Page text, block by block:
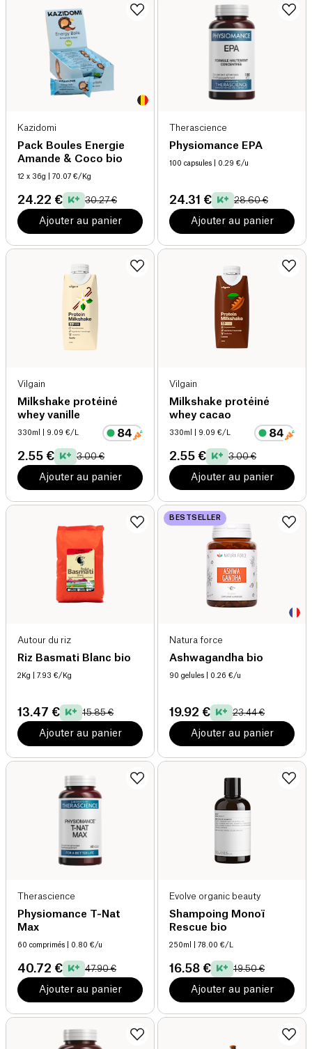
Kazidomi
Pack Boules Energie
Amande & Coco bio
12 x 36g | 70.07 €/Kg
24.22 € 30.27 €
Ajouter au panier
Therascience
Physiomance EPA
100 capsules | 0.29 €/u
24.31 € 28.60 €
Ajouter au panier
Vilgain
Milkshake protéiné
whey vanille
330ml | 9.09 €/L
2.55 € 3.00 €
Ajouter au panier
Vilgain
Milkshake protéiné
whey cacao
330ml | 9.09 €/L
2.55 € 3.00 €
Ajouter au panier
Autour du riz
Riz Basmati Blanc bio
2Kg | 7.93 €/Kg
13.47 € 15.85 €
Ajouter au panier
BESTSELLER
Natura force
Ashwagandha bio
90 gelules | 0.26 €/u
19.92 € 23.44 €
Ajouter au panier
Therascience
Physiomance T-Nat
Max
60 comprimés | 0.80 €/u
40.72 € 47.90 €
Ajouter au panier
Evolve organic beauty
Shampoing Monoï
Rescue bio
250ml | 78.00 €/L
16.58 € 19.50 €
Ajouter au panier